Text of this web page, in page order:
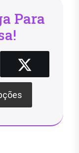
Para